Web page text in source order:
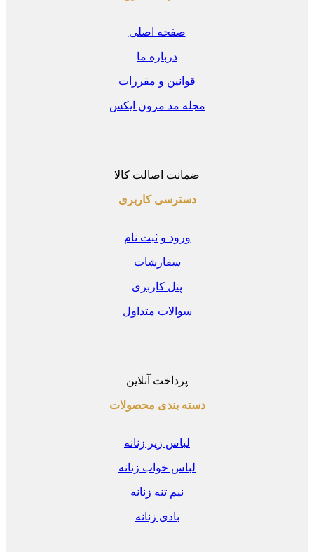
صفحه اصلی
درباره ما
قوانین و مقررات
مجله مد مزون ایکس
ضمانت اصالت کالا
دسترسی کاربری
ورود و ثبت نام
سفارشات
پنل کاربری
سوالات متداول
پرداخت آنلاین
دسته بندی محصولات
لباس زیر زنانه
لباس خواب زنانه
نیم تنه زنانه
بادی زنانه